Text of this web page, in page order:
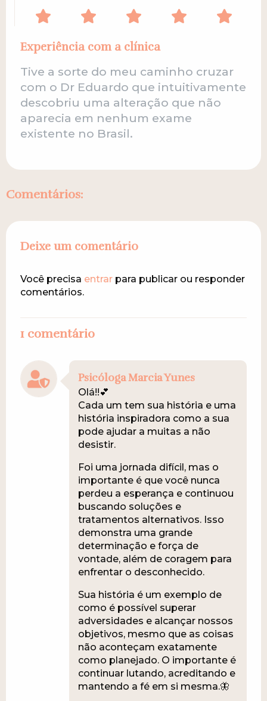
Experiência com a clínica
Tive a sorte do meu caminho cruzar
com o Dr Eduardo que intuitivamente
descobriu uma alteração que não
aparecia em nenhum exame
existente no Brasil.
Comentários:
Deixe um comentário
Você precisa entrar para publicar ou responder
comentários.
1 comentário
Psicóloga Marcia Yunes
Olá!!💕
Cada um tem sua história e uma
história inspiradora como a sua
pode ajudar a muitas a não
desistir.
Foi uma jornada difícil, mas o
importante é que você nunca
perdeu a esperança e continuou
buscando soluções e
tratamentos alternativos. Isso
demonstra uma grande
determinação e força de
vontade, além de coragem para
enfrentar o desconhecido.
Sua história é um exemplo de
como é possível superar
adversidades e alcançar nossos
objetivos, mesmo que as coisas
não aconteçam exatamente
como planejado. O importante é
continuar lutando, acreditando e
mantendo a fé em si mesma.🦋